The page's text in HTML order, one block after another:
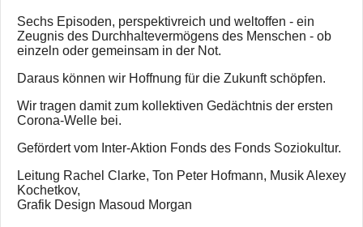
Sechs Episoden, perspektivreich und weltoffen - ein
Zeugnis des Durchhaltevermögens des Menschen - ob
einzeln oder gemeinsam in der Not.
Daraus können wir Hoffnung für die Zukunft schöpfen.
Wir tragen damit zum kollektiven Gedächtnis der ersten
Corona-Welle bei.
Gefördert vom Inter-Aktion Fonds des Fonds Soziokultur.
Leitung Rachel Clarke, Ton Peter Hofmann, Musik Alexey
Kochetkov,
Grafik Design Masoud Morgan